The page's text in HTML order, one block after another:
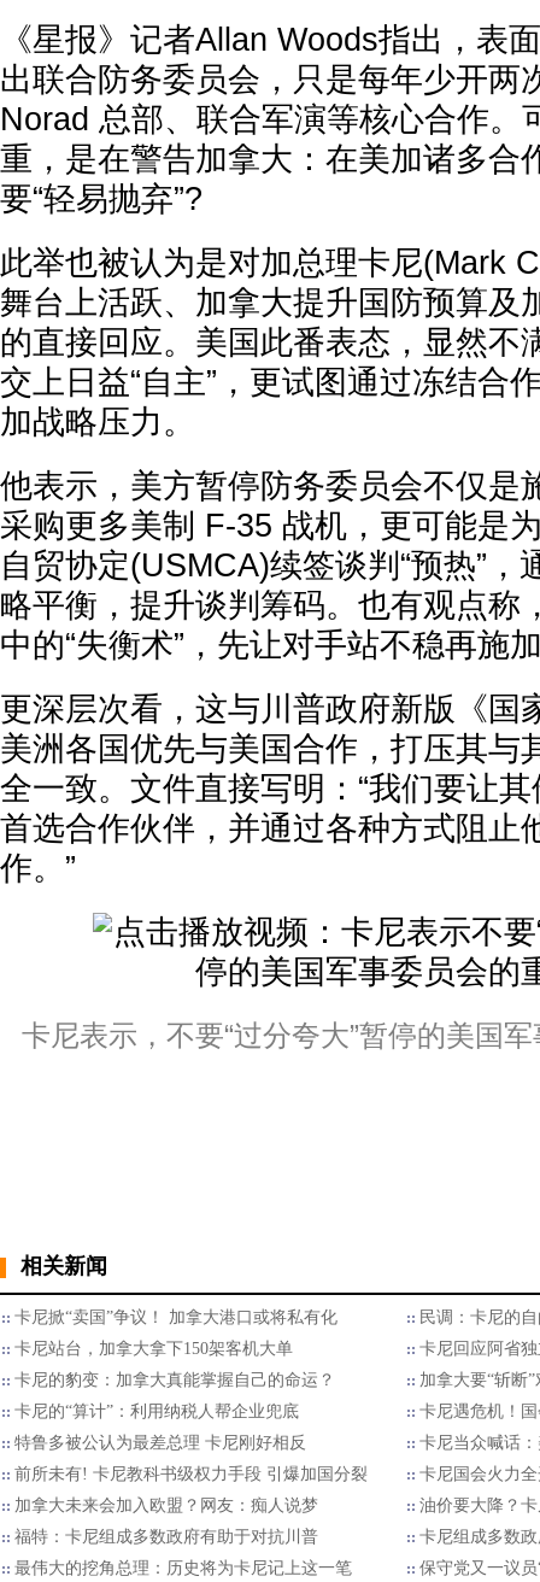
《星报》记者Allan Woods指出，表
出联合防务委员会，只是每年少开两
Norad 总部、联合军演等核心合作。
重，是在警告加拿大：在美加诸多合
要“轻易抛弃”?
此举也被认为是对加总理卡尼(Mark
舞台上活跃、加拿大提升国防预算及
的直接回应。美国此番表态，显然不
交上日益“自主”，更试图通过冻结合
加战略压力。
他表示，美方暂停防务委员会不仅是
采购更多美制 F-35 战机，更可能是
自贸协定(USMCA)续签谈判“预热”，
略平衡，提升谈判筹码。也有观点称
中的“失衡术”，先让对手站不稳再施
更深层次看，这与川普政府新版《国
美洲各国优先与美国合作，打压其与
全一致。文件直接写明：“我们要让
首选合作伙伴，并通过各种方式阻止
作。”
卡尼表示，不要“过分夸大”暂停的美国
相关新闻
卡尼掀“卖国”争议！ 加拿大港口或将私有化
民调：卡尼的
卡尼站台，加拿大拿下150架客机大单
卡尼回应阿省
卡尼的豹变：加拿大真能掌握自己的命运？
加拿大要“斩断
卡尼的“算计”：利用纳税人帮企业兜底
卡尼遇危机！
特鲁多被公认为最差总理 卡尼刚好相反
卡尼当众喊话
前所未有! 卡尼教科书级权力手段 引爆加国分裂
卡尼国会火力
加拿大未来会加入欧盟？网友：痴人说梦
油价要大降？
福特：卡尼组成多数政府有助于对抗川普
卡尼组成多数
最伟大的挖角总理：历史将为卡尼记上这一笔
保守党又一议